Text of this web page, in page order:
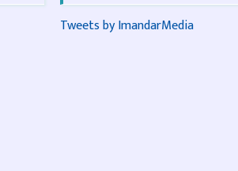
Tweets by ImandarMedia